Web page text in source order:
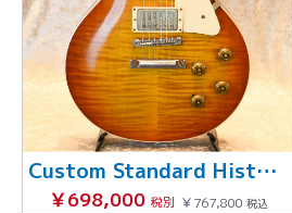
Custom Standard Historic 1959 Les Paul Reissue VOS
￥698,000税別 ￥767,800税込